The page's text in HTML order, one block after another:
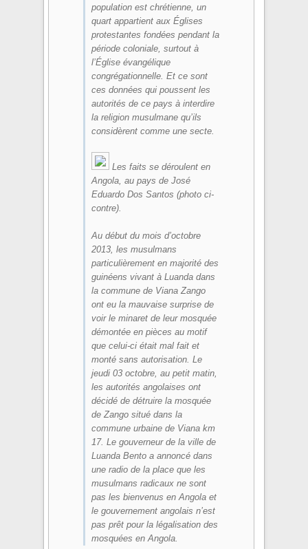
population est chrétienne, un
quart appartient aux Églises
protestantes fondées pendant la
période coloniale, surtout à
l’Église évangélique
congrégationnelle. Et ce sont
ces données qui poussent les
autorités de ce pays à interdire
la religion musulmane qu’ils
considèrent comme une secte.
Les faits se déroulent en
Angola, au pays de José
Eduardo Dos Santos (photo ci-
contre).
Au début du mois d’octobre
2013, les musulmans
particulièrement en majorité des
guinéens vivant à Luanda dans
la commune de Viana Zango
ont eu la mauvaise surprise de
voir le minaret de leur mosquée
démontée en pièces au motif
que celui-ci était mal fait et
monté sans autorisation. Le
jeudi 03 octobre, au petit matin,
les autorités angolaises ont
décidé de détruire la mosquée
de Zango situé dans la
commune urbaine de Viana km
17. Le gouverneur de la ville de
Luanda Bento a annoncé dans
une radio de la place que les
musulmans radicaux ne sont
pas les bienvenus en Angola et
le gouvernement angolais n’est
pas prêt pour la légalisation des
mosquées en Angola.